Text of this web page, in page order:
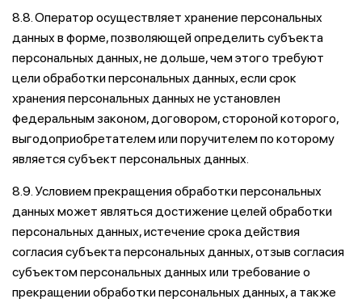
8.8. Оператор осуществляет хранение персональных
данных в форме, позволяющей определить субъекта
персональных данных, не дольше, чем этого требуют
цели обработки персональных данных, если срок
хранения персональных данных не установлен
федеральным законом, договором, стороной которого,
выгодоприобретателем или поручителем по которому
является субъект персональных данных.
8.9. Условием прекращения обработки персональных
данных может являться достижение целей обработки
персональных данных, истечение срока действия
согласия субъекта персональных данных, отзыв согласия
субъектом персональных данных или требование о
прекращении обработки персональных данных, а также